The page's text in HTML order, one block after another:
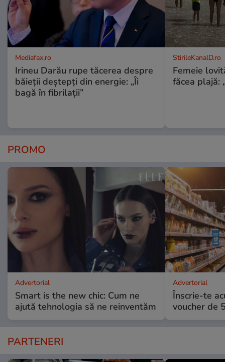
Mediafax.ro
Irineu Darău rupe tăcerea despre
băieții deștepți din energie: „Îi
bagă în fibrilații”
StirileKanalD.ro
Femeie
făcea plajă:
PROMO
Advertorial
Smart is the new chic: Cum ne
ajută tehnologia să ne reinventăm
Advertorial
Înscrie-te
voucher de
PARTENERI